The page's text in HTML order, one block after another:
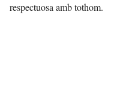
respectuosa amb tothom.